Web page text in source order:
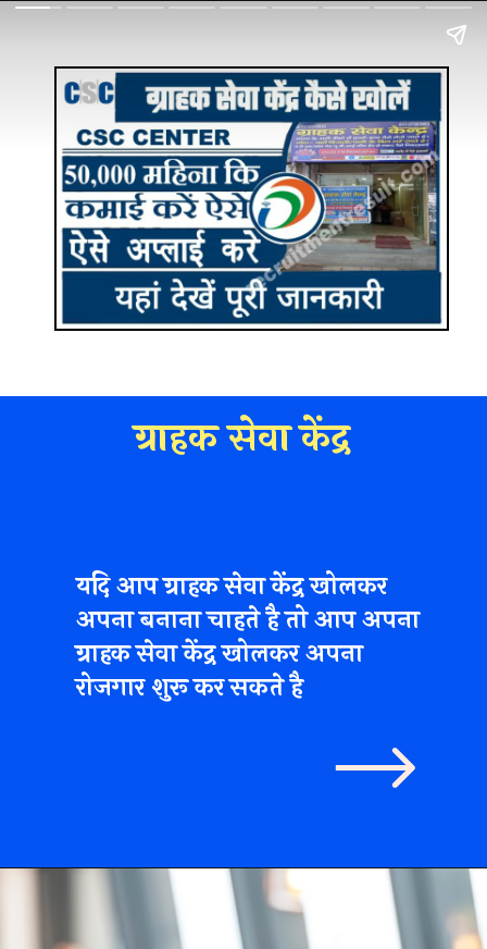
ग्राहक सेवा केंद्र
यदि आप ग्राहक सेवा केंद्र खोलकर
अपना बनाना चाहते है तो आप अपना
ग्राहक सेवा केंद्र खोलकर अपना
रोजगार शुरू कर सकते है